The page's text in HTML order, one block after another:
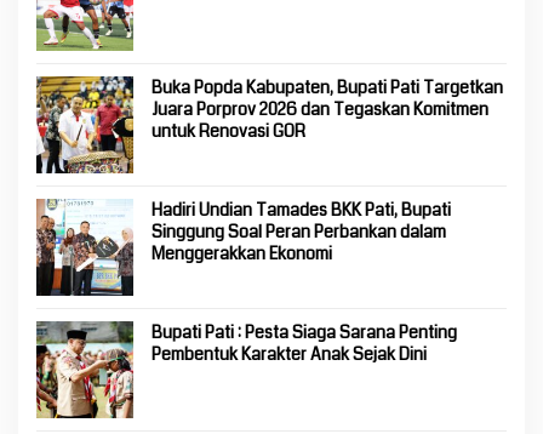
Buka Popda Kabupaten, Bupati Pati Targetkan
Juara Porprov 2026 dan Tegaskan Komitmen
untuk Renovasi GOR
Hadiri Undian Tamades BKK Pati, Bupati
Singgung Soal Peran Perbankan dalam
Menggerakkan Ekonomi
Bupati Pati : Pesta Siaga Sarana Penting
Pembentuk Karakter Anak Sejak Dini